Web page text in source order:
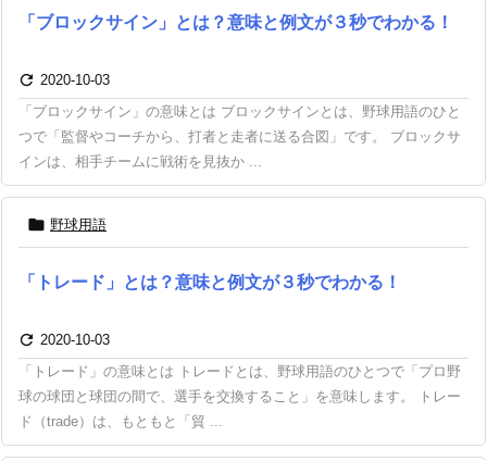
「ブロックサイン」とは？意味と例文が３秒でわかる！
 2020-10-03
「ブロックサイン」の意味とは ブロックサインとは、野球用語のひと
つで「監督やコーチから、打者と走者に送る合図」です。 ブロックサ
インは、相手チームに戦術を見抜か ...
 野球用語
「トレード」とは？意味と例文が３秒でわかる！
 2020-10-03
「トレード」の意味とは トレードとは、野球用語のひとつで「プロ野
球の球団と球団の間で、選手を交換すること」を意味します。 トレー
ド（trade）は、もともと「貿 ...